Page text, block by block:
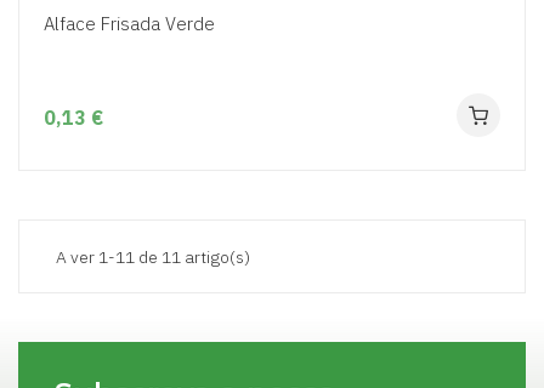
Alface Frisada Verde
0,13 €
A ver 1-11 de 11 artigo(s)